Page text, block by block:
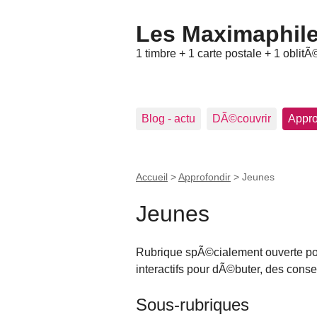
Les
1 timbre + 1 carte postale + 1
Blog - actu DÃ©couvrir
Accueil >Approfondir > Jeunes
Jeunes
Rubrique spÃ©cialement ouverte
interactifs pour dÃ©buter, des
Sous-rubriques